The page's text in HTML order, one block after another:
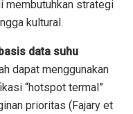
membutuhkan strategi
kultural.
data suhu
dapat menggunakan
“hotspot termal”
prioritas (Fajary et